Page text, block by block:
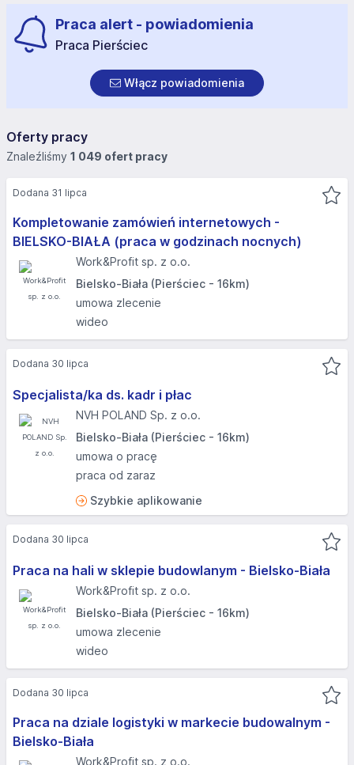
Praca alert - powiadomienia
Praca Pierściec
Włącz powiadomienia
Oferty pracy
Znaleźliśmy 1 049 ofert pracy
Kompletowanie zamówień internetowych -
BIELSKO-BIAŁA (praca w godzinach nocnych)
Work&Profit sp. z o.o.
Bielsko-Biała (Pierściec - 16km)
umowa zlecenie
wideo
Dodana 31 lipca
Specjalista/ka ds. kadr i płac
NVH POLAND Sp. z o.o.
Bielsko-Biała (Pierściec - 16km)
umowa o pracę
praca od zaraz
Szybkie aplikowanie
Dodana 30 lipca
Praca na hali w sklepie budowlanym - Bielsko-Biała
Work&Profit sp. z o.o.
Bielsko-Biała (Pierściec - 16km)
umowa zlecenie
wideo
Dodana 30 lipca
Praca na dziale logistyki w markecie budowalnym -
Bielsko-Biała
Work&Profit sp. z o.o.
Dodana 30 lipca